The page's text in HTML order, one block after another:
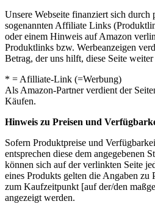
Unsere Webseite finanziert sich durch
sogenannten Affiliate Links
oder einem Hinweis auf Amazon
Produktlinks bzw. Werbeanzeigen
Betrag, der uns hilft, diese Seite weiter
* = Afilliate-Link (=Werbung)
Als Amazon-Partner verdient der
Käufen.
Hinweis zu Preisen und
Sofern Produktpreise und
entsprechen diese dem angegebenen
können sich auf der verlinkten Seite
eines Produkts gelten die Angaben zu
zum Kaufzeitpunkt [auf der/den
angezeigt werden.